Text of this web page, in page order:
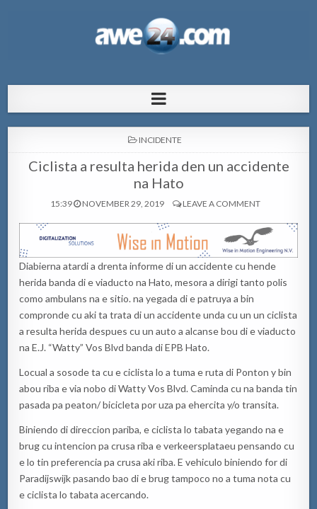
pa Aruba
POSTED
INCIDENTE
Ciclista a resulta herida den un accidente
na Hato
15:39 NOVEMBER 29, 2019 LEAVE A COMMENT
Diabierna atardi a drenta informe di un accidente cu hende
herida banda di e viaducto na Hato, mesora a dirigi tanto polis
como ambulans na e sitio. na yegada di e patruya a bin
compronde cu aki ta trata di un accidente unda cu un un ciclista
a resulta herida despues cu un auto a alcanse bou di e viaducto
na E.J. “Watty” Vos Blvd banda di EPB Hato.
Locual a sosode ta cu e ciclista lo a tuma e ruta di Ponton y bin
abou riba e via nobo di Watty Vos Blvd. Caminda cu na banda tin
pasada pa peaton/ bicicleta por uza pa ehercita y/o transita.
Biniendo di direccion pariba, e ciclista lo tabata yegando na e
brug cu intencion pa crusa riba e verkeersplataeu pensando cu
e lo tin preferencia pa crusa aki riba. E vehiculo biniendo for di
Paradijswijk pasando bao di e brug tampoco no a tuma nota cu
e ciclista lo tabata acercando.